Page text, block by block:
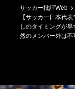
サッカー批評Web
【サッカー日本代
しのタイミングが
然のメンバー外は